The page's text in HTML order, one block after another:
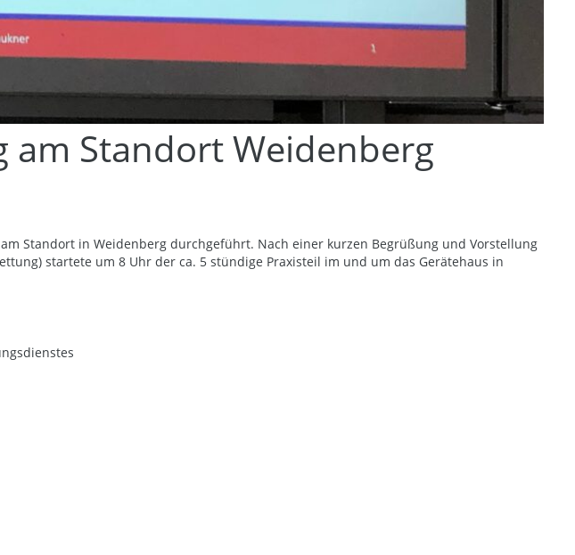
Standort Weidenberg
Standort in Weidenberg durchgeführt. Nach einer kurzen Begrüßung und Vorstellung
startete um 8 Uhr der ca. 5 stündige Praxisteil im und um das Gerätehaus in